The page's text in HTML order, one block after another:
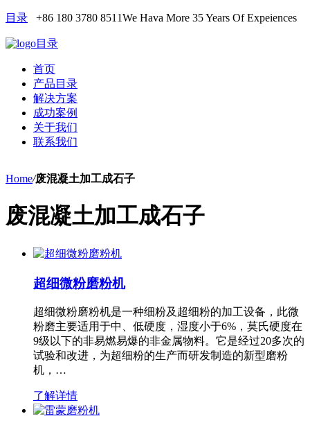
目录 +86 180 3780 8511We Hava More 35 Years Of Expeiences
目录
首页
产品目录
解决方案
成功案例
关于我们
联系我们
Home/废混凝土加工成石子
废混凝土加工成石子
超细微粉磨粉机
超细微粉磨粉机是一种细粉及超细粉的加工设备，此微
粉磨主要适用于中、低硬度，湿度小于6%，莫氏硬度在
9级以下的非易燃易爆的非金属物料。它是经过20多次的
试验和改进，为超细粉的生产而研发制造的新型磨粉
机，…
了解详情